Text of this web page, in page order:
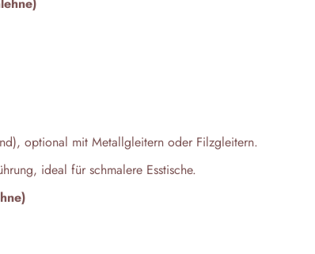
optional mit Metallgleitern oder Filzgleitern.
ideal für schmalere Esstische.